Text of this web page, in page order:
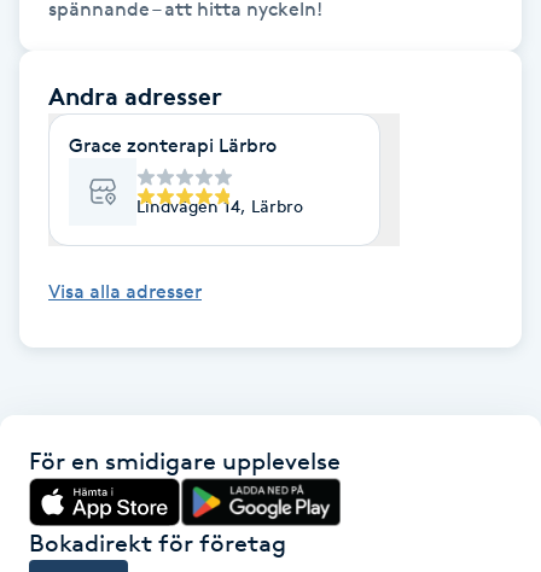
Hollywood Peel
Hot Stone Massage
Hot yoga
Hyaluronsyra
Hyperhidros
Andra adresser
Grace zonterapi Lärbro
Lindvägen 14, Lärbro
Visa alla adresser
För en smidigare upplevelse
Bokadirekt för företag